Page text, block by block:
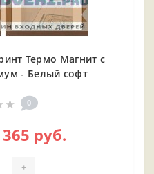
Термо Магнит с
- Белый софт
0
руб.
+